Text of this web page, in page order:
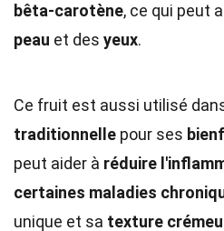
bêta-carotène, ce qui peut
peau et des yeux.
Ce fruit est aussi utilisé
traditionnelle pour ses
peut aider à réduire
certaines maladies
unique et sa texture